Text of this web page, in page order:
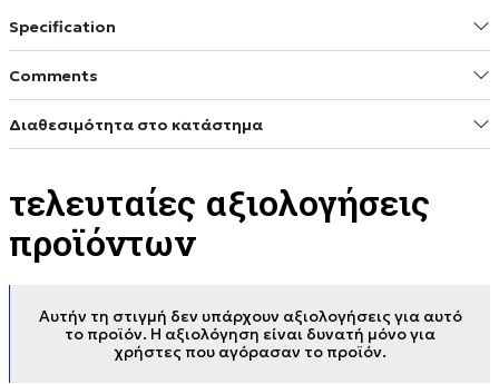
Specification
Comments
Διαθεσιμότητα στο κατάστημα
τελευταίες αξιολογήσεις
προϊόντων
Αυτήν τη στιγμή δεν υπάρχουν αξιολογήσεις για αυτό
το προϊόν. Η αξιολόγηση είναι δυνατή μόνο για
χρήστες που αγόρασαν το προϊόν.